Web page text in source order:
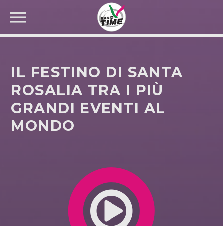
CERCA NEL SITO WEB:
IL FESTINO DI SANTA
ROSALIA TRA I PIÙ
GRANDI EVENTI AL
MONDO